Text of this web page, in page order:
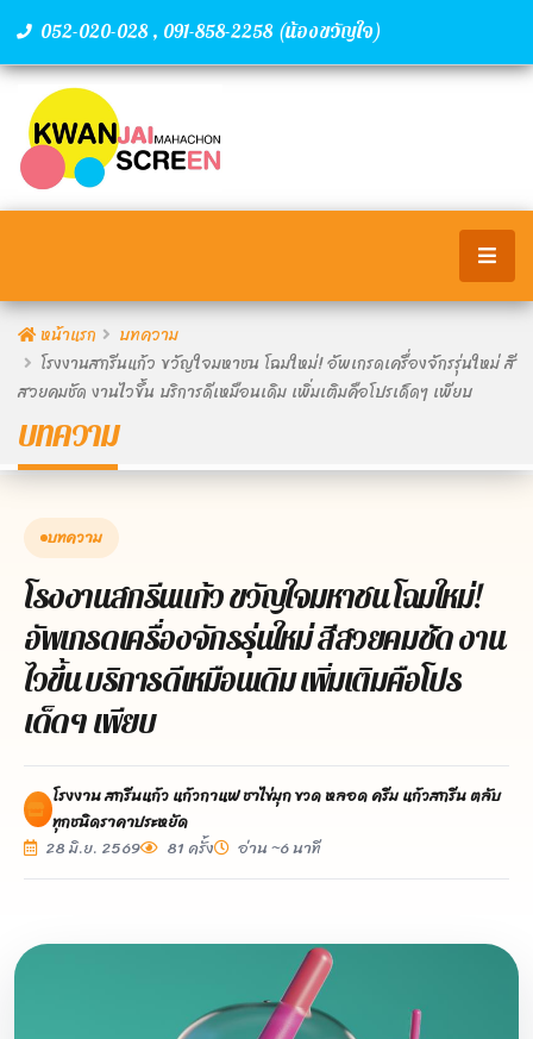
052-020-028 , 091-858-2258 (น้องขวัญใจ)
หน้าแรก
บทความ
โรงงานสกรีนแก้ว ขวัญใจมหาชน โฉมใหม่! อัพเกรดเครื่องจักรรุ่นใหม่ สี
สวยคมชัด งานไวขึ้น บริการดีเหมือนเดิม เพิ่มเติมคือโปรเด็ดๆ เพียบ
บทความ
บทความ
โรงงานสกรีนแก้ว ขวัญใจมหาชน โฉมใหม่!
อัพเกรดเครื่องจักรรุ่นใหม่ สีสวยคมชัด งาน
ไวขึ้น บริการดีเหมือนเดิม เพิ่มเติมคือโปร
เด็ดๆ เพียบ
โรงงาน สกรีนแก้ว แก้วกาแฟ ชาไข่มุก ขวด หลอด ครีม แก้วสกรีน ตลับ
ทุกชนิดราคาประหยัด
28 มิ.ย. 2569
81 ครั้ง อ่าน ~6 นาที